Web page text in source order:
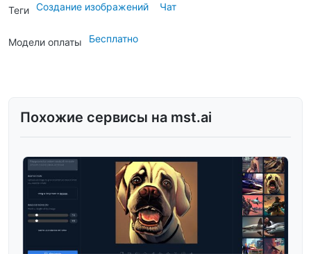
Теги Создание изображений Чат
Модели оплаты Бесплатно
Похожие сервисы на mst.ai